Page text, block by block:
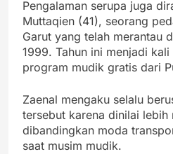
Pengalaman serupa juga
Muttaqien (41), seorang
Garut yang telah merantau
1999. Tahun ini menjadi
program mudik gratis dari
Zaenal mengaku selalu
tersebut karena dinilai lebih
dibandingkan moda
saat musim mudik.